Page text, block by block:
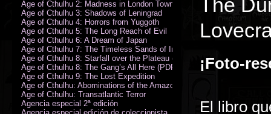
The
¡Foto-
El libro
Age of Cthulhu 2: Madness in London Town
Age of Cthulhu 3: Shadows of Leningrad
Age of Cthulhu 4: Horrors from Yuggoth
Age of Cthulhu 5: The Long Reach of Evil
Age of Cthulhu 6: A Dream of Japan
Age of Cthulhu 7: The Timeless Sands of India
Age of Cthulhu 8: Starfall over the Plateau of Leng
Age of Cthulhu 8: The Gang’s All Here (PDF)
Age of Cthulhu 9: The Lost Expedition
Age of Cthulhu: Abominations of the Amazon
Age of Cthulhu: Transatlantic Terror
Agencia especial 2ª edición